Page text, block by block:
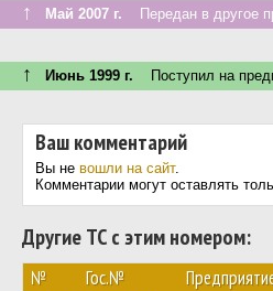
↑ Май 2007 г. Передан в другое
↑ Июнь 1999 г. Поступил на
Ваш комментарий
Вы не вошли на сайт.
Комментарии могут оставлять
Другие ТС с этим номером:
№ Гос.№